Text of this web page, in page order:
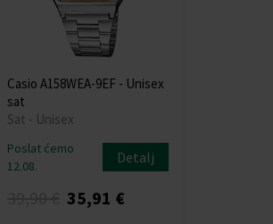
Casio A158WEA-9EF - Unisex
sat
Sat - Unisex
Poslat ćemo
12.08.
Detalj
35,91 €